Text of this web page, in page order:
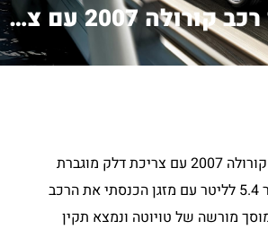
שלום, יש לי רכב קורולה 2007 עם צריכת ...
שלום, יש לי רכב קורולה 2007 עם צריכת דלק מוגברת
שלוקח בתוך העיר 5.4 לליטר עם מזגן הכנסתי את הרכב
מורשה של טויוטה ונמצא תקין